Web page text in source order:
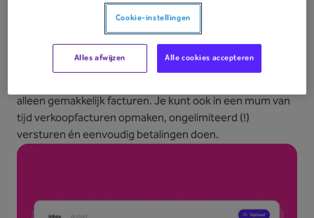
Een volwaardig facturatiepakket,
klaar voor e-invoicing
alleen gemakkelijk facturen. Je kunt ook in een mum van
tijd verkoopfacturen opmaken, ongelimiteerd (!)
versturen én eenvoudig betalingen doen.
Cookie-instellingen
Alles afwijzen Alle cookies accepteren